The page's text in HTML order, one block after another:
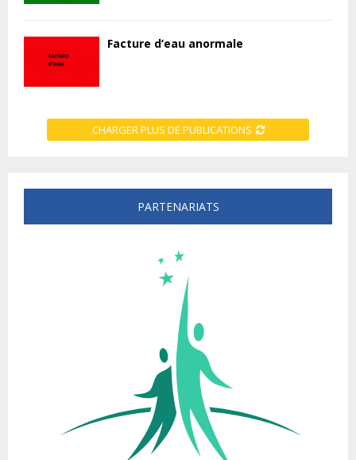
Facture d’eau anormale
CHARGER PLUS DE PUBLICATIONS
PARTENARIATS